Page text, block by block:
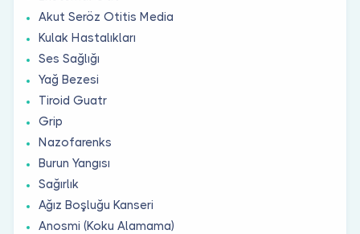
Akut Seröz Otitis Media
Kulak Hastalıkları
Ses Sağlığı
Yağ Bezesi
Tiroid Guatr
Grip
Nazofarenks
Burun Yangısı
Sağırlık
Ağız Boşluğu Kanseri
Anosmi (Koku Alamama)